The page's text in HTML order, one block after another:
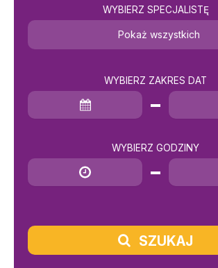
WYBIERZ SPECJALISTĘ
Pokaż wszystkich
WYBIERZ ZAKRES DAT
Data rozpoczęcia
Data zakończenia
WYBIERZ GODZINY
Godzina rozpoczęcia
Godzina zakończenia
SZUKAJ